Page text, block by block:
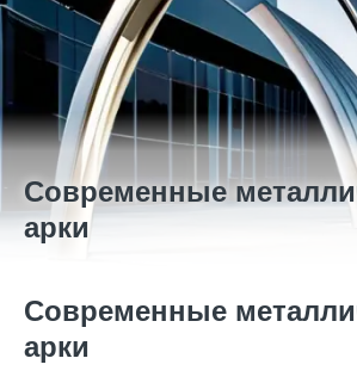
Современные
арки
Современные
арки